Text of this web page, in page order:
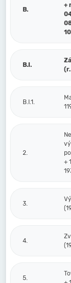
B.
+
B.I.
B.I.1.
2.
+
3.
4.
5.